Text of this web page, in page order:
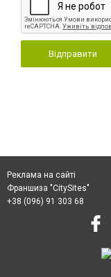
Відправити
Реклама на сайті
Франшиза "CitySites"
+38 (096) 91 303 68